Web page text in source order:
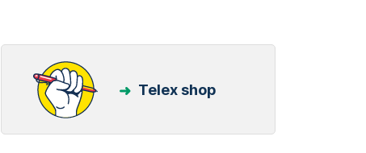
Telex shop